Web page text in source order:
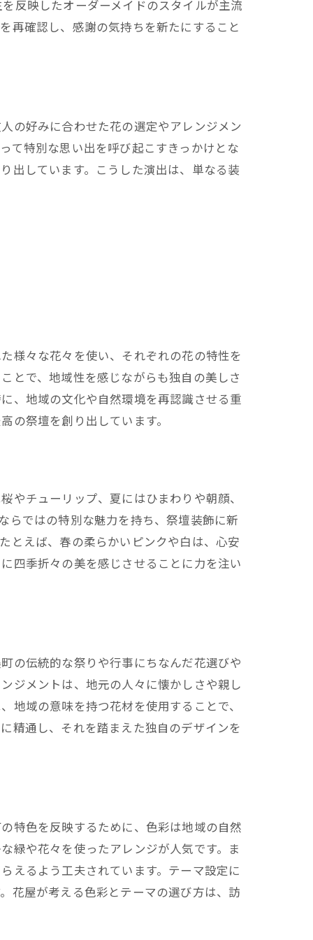
反映したオーダーメイドのスタイルが主流
再確認し、感謝の気持ちを新たにすること
の好みに合わせた花の選定やアレンジメン
て特別な思い出を呼び起こすきっかけとな
出しています。こうした演出は、単なる装
様々な花々を使い、それぞれの花の特性を
とで、地域性を感じながらも独自の美しさ
、地域の文化や自然環境を再認識させる重
の祭壇を創り出しています。
やチューリップ、夏にはひまわりや朝顔、
らではの特別な魅力を持ち、祭壇装飾に新
とえば、春の柔らかいピンクや白は、心安
四季折々の美を感じさせることに力を注い
の伝統的な祭りや行事にちなんだ花選びや
ジメントは、地元の人々に懐かしさや親し
域の意味を持つ花材を使用することで、
精通し、それを踏まえた独自のデザインを
特色を反映するために、色彩は地域の自然
緑や花々を使ったアレンジが人気です。ま
えるよう工夫されています。テーマ設定に
花屋が考える色彩とテーマの選び方は、訪